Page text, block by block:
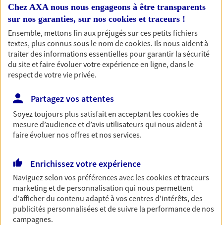
protéger votre activité, vos collaborateurs... mais aussi
vous-même et votre famille.
Préparer et transmettre votre
succession
Préparer au mieux la transmission de votre patrimoine à
votre conjoint, vos enfants et vos proches en respectant
vos objectifs et en vous aidant à prendre les bonnes
décisions
En procédant à un bilan social et patrimonial, nous vous
aidons à optimiser votre fiscalité. Ensemble, nous
trouvons des solutions : assurance retraite, assurance
vie, placements…
Chez AXA nous nous engageons à être transparents
sur nos garanties, sur nos cookies et traceurs !
Ensemble, mettons fin aux préjugés sur ces petits fichiers
textes, plus connus sous le nom decookies. Ils nous aident à
traiter des informations essentielles pour garantir la sécurité
du site et faire évoluer votre expérience en ligne, dans le
respect de votre vie privée.
Partagez vos attentes
Soyez toujours plus satisfait en acceptant lescookiesde
mesure d’audience et d’avis utilisateurs qui nous aident à
faire évoluer nos offres et nos services.
Enrichissez votre expérience
Naviguez selon vos préférences avec lescookies et traceurs
marketing et de personnalisation qui nous permettent
d'afficher du contenu adapté à vos centres d'intérêts, des
publicités personnalisées et de suivre la performance de nos
campagnes.